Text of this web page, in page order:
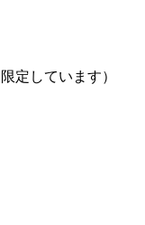
定しています）